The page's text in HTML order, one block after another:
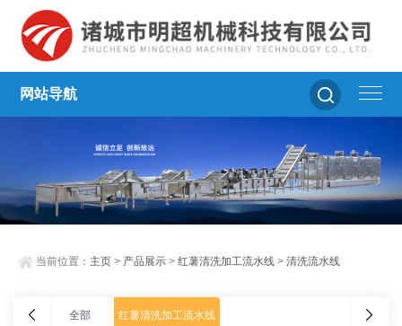
网站导航
当前位置： 主页 > 产品展示 >红薯清洗加工流水线 >清洗流水线
全部 红薯清洗加工流水线